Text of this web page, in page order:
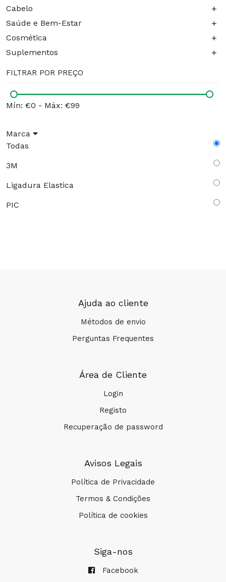
Cabelo +
Saúde e Bem-Estar +
Cosmética +
Suplementos +
FILTRAR POR PREÇO
Mín: €0 - Máx: €99
Marca
Todas
3M
Ligadura Elastica
PIC
Ajuda ao cliente
Métodos de envio
Perguntas Frequentes
Área de Cliente
Login
Registo
Recuperação de password
Avisos Legais
Política de Privacidade
Termos & Condições
Política de cookies
Siga-nos
Facebook